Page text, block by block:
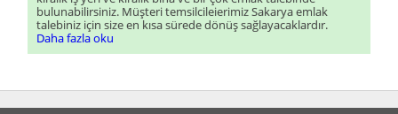
bulunabilirsiniz. Müşteri temsilcileierimiz Sakarya emlak
talebiniz için size en kısa sürede dönüş sağlayacaklardır.
Daha fazla oku